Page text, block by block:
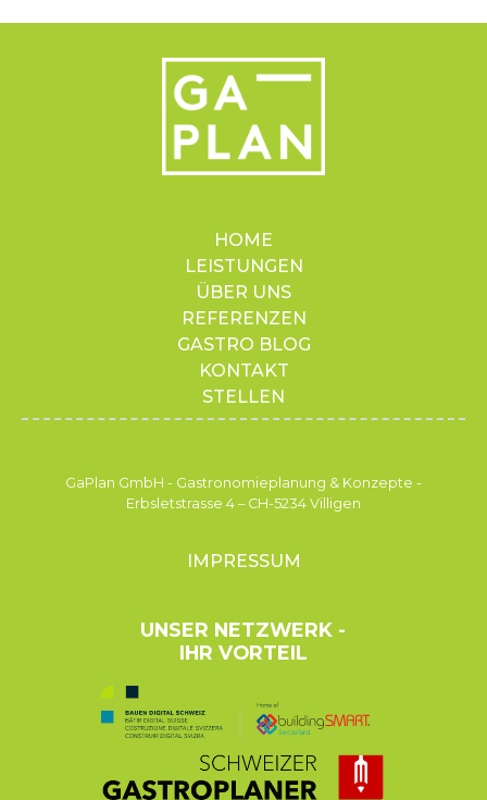
HOME
LEISTUNGEN
ÜBER UNS
REFERENZEN
GASTRO BLOG
KONTAKT
STELLEN
GaPlan GmbH - Gastronomieplanung & Konzepte -
Erbsletstrasse 4 – CH-5234 Villigen
IMPRESSUM
UNSER NETZWERK -
IHR VORTEIL